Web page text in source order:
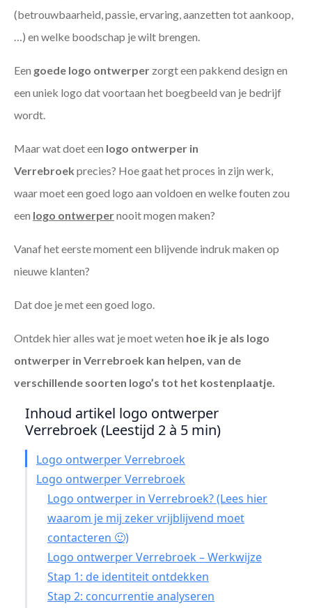
(betrouwbaarheid, passie, ervaring, aanzetten tot aankoop,
…) en welke boodschap je wilt brengen.
Een goede logo ontwerper zorgt een pakkend design en
een uniek logo dat voortaan het boegbeeld van je bedrijf
wordt.
Maar wat doet een logo ontwerper in
Verrebroek precies? Hoe gaat het proces in zijn werk,
waar moet een goed logo aan voldoen en welke fouten zou
een logo ontwerpernooit mogen maken?
Vanaf het eerste moment een blijvende indruk maken op
nieuwe klanten?
Dat doe je met een goed logo.
Ontdek hier alles wat je moet weten hoe ik je als logo
ontwerper in Verrebroek kan helpen, van de
verschillende soorten logo’s tot het kostenplaatje.
Inhoud artikel logo ontwerper
Verrebroek (Leestijd 2 à 5 min)
Logo ontwerper Verrebroek
Logo ontwerper Verrebroek
Logo ontwerper in Verrebroek? (Lees hier
waarom je mij zeker vrijblijvend moet
contacteren 🙂)
Logo ontwerper Verrebroek – Werkwijze
Stap 1: de identiteit ontdekken
Stap 2: concurrentie analyseren